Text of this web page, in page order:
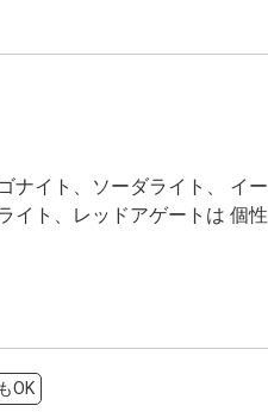
ナイト、ソーダライト、 イ
イト、レッドアゲートは 個
OK